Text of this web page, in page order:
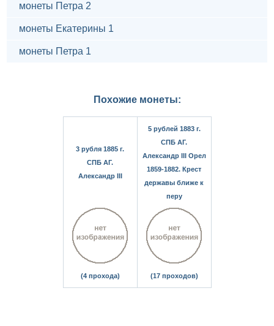
монеты Петра 2
монеты Екатерины 1
монеты Петра 1
Похожие монеты:
3 рубля 1885 г.
СПБ АГ.
Александр III
(4 прохода)
5 рублей 1883 г.
СПБ АГ.
Александр III Орел
1859-1882. Крест
державы ближе к
перу
(17 проходов)